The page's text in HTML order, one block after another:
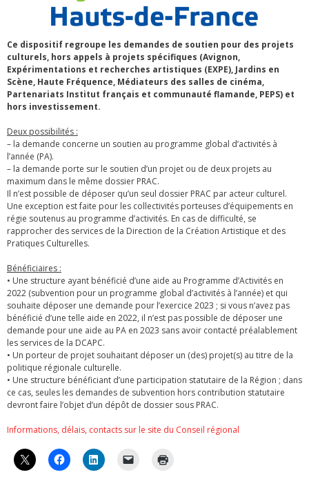
Ce dispositif regroupe les demandes de soutien pour des projets
culturels, hors appels à projets spécifiques (Avignon,
Expérimentations et recherches artistiques (EXPE), Jardins en
Scène, Haute Fréquence, Médiateurs des salles de cinéma,
Partenariats Institut français et communauté flamande, PEPS) et
hors investissement.
Deux possibilités :
– la demande concerne un soutien au programme global d’activités à
l’année (PA).
– la demande porte sur le soutien d’un projet ou de deux projets au
maximum dans le même dossier PRAC.
Il n’est possible de déposer qu’un seul dossier PRAC par acteur culturel.
Une exception est faite pour les collectivités porteuses d’équipements en
régie soutenus au programme d’activités. En cas de difficulté, se
rapprocher des services de la Direction de la Création Artistique et des
Pratiques Culturelles.
Bénéficiaires :
• Une structure ayant bénéficié d’une aide au Programme d’Activités en
2022 (subvention pour un programme global d’activités à l’année) et qui
souhaite déposer une demande pour l’exercice 2023 ; si vous n’avez pas
bénéficié d’une telle aide en 2022, il n’est pas possible de déposer une
demande pour une aide au PA en 2023 sans avoir contacté préalablement
les services de la DCAPC.
• Un porteur de projet souhaitant déposer un (des) projet(s) au titre de la
politique régionale culturelle.
• Une structure bénéficiant d’une participation statutaire de la Région ; dans
ce cas, seules les demandes de subvention hors contribution statutaire
devront faire l’objet d’un dépôt de dossier sous PRAC.
Informations, délais, contacts sur le site du Conseil régional